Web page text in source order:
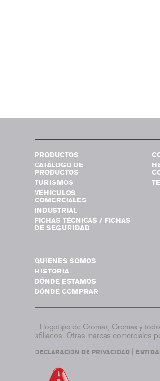
PRODUCTOS
CATÁLOGO DE
PRODUCTOS
TURISMOS
VEHICULOS
COMERCIALES
INDUSTRIAL
FICHAS TÉCNICAS / FICHAS
DE SEGURIDAD
QUIENES SOMOS
HISTORIA
DÓNDE ESTAMOS
DÓNDE COMPRAR
El logotipo de Cromax, Cromax y
afiliados. Otras marcas comerciales
DECLARACIÓN DE PRIVACIDAD